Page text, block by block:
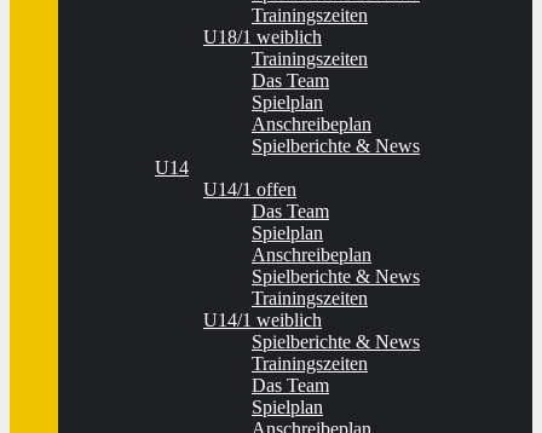
Trainingszeiten
U18/1 weiblich
Trainingszeiten
Das Team
Spielplan
Anschreibeplan
Spielberichte & News
U14
U14/1 offen
Das Team
Spielplan
Anschreibeplan
Spielberichte & News
Trainingszeiten
U14/1 weiblich
Spielberichte & News
Trainingszeiten
Das Team
Spielplan
Anschreibeplan